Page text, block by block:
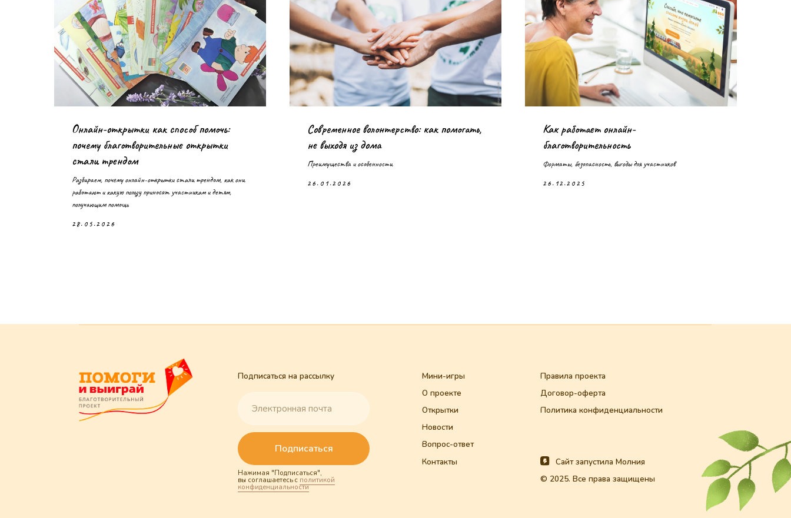
Онлайн-открытки как способ помочь:
почему благотворительные открытки
стали трендом
Разбираем, почему онлайн-открытки стали трендом, как они
работают и какую пользу приносят участникам и детям,
получающим помощь
28.05.2026
Современное волонтерство: как помогать,
не выходя из дома
Преимущества и особенности
26.01.2026
Как работает онлайн-
благотворительность
Форматы, безопасность, выгоды для участников
26.12.2025
Сайт запустила Молния
О проекте
Договор-оферта
© 2025. Все права защищены
Нажимая "Подписаться",
вы соглашаетесь c
конфиденциальности